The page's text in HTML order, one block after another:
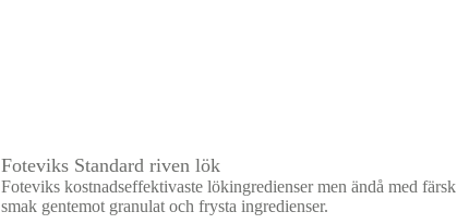
Foteviks Standard riven lök
Foteviks kostnadseffektivaste lökingredienser men ändå med färsk
smak gentemot granulat och frysta ingredienser.